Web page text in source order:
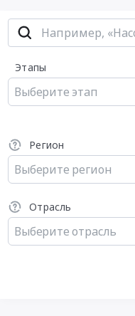
Этапы
Выберите этап
Регион
Выберите регион
Отрасль
Выберите отрасль